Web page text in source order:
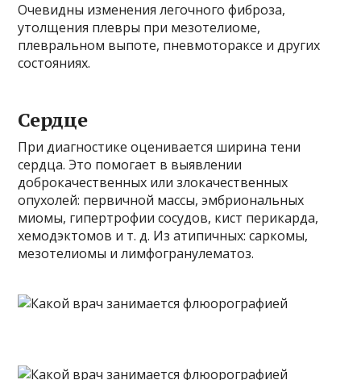
Очевидны изменения легочного фиброза,
утолщения плевры при мезотелиоме,
плевральном выпоте, пневмотораксе и других
состояниях.
Сердце
При диагностике оценивается ширина тени
сердца. Это помогает в выявлении
доброкачественных или злокачественных
опухолей: первичной массы, эмбриональных
миомы, гипертрофии сосудов, кист перикарда,
хемодэктомов и т. д. Из атипичных: саркомы,
мезотелиомы и лимфогранулематоз.